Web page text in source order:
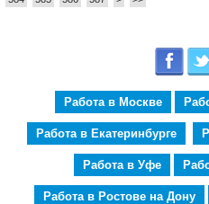
Работа в Москве
Работа в Екатеринбурге
Работа в Уфе
Работа в Ростове на Дону